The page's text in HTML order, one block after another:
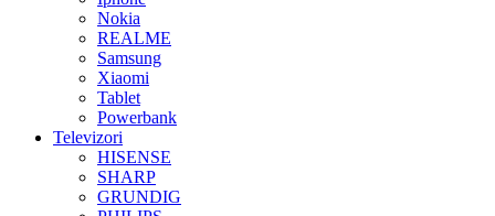
Nokia
REALME
Samsung
Xiaomi
Tablet
Powerbank
Televizori
HISENSE
SHARP
GRUNDIG